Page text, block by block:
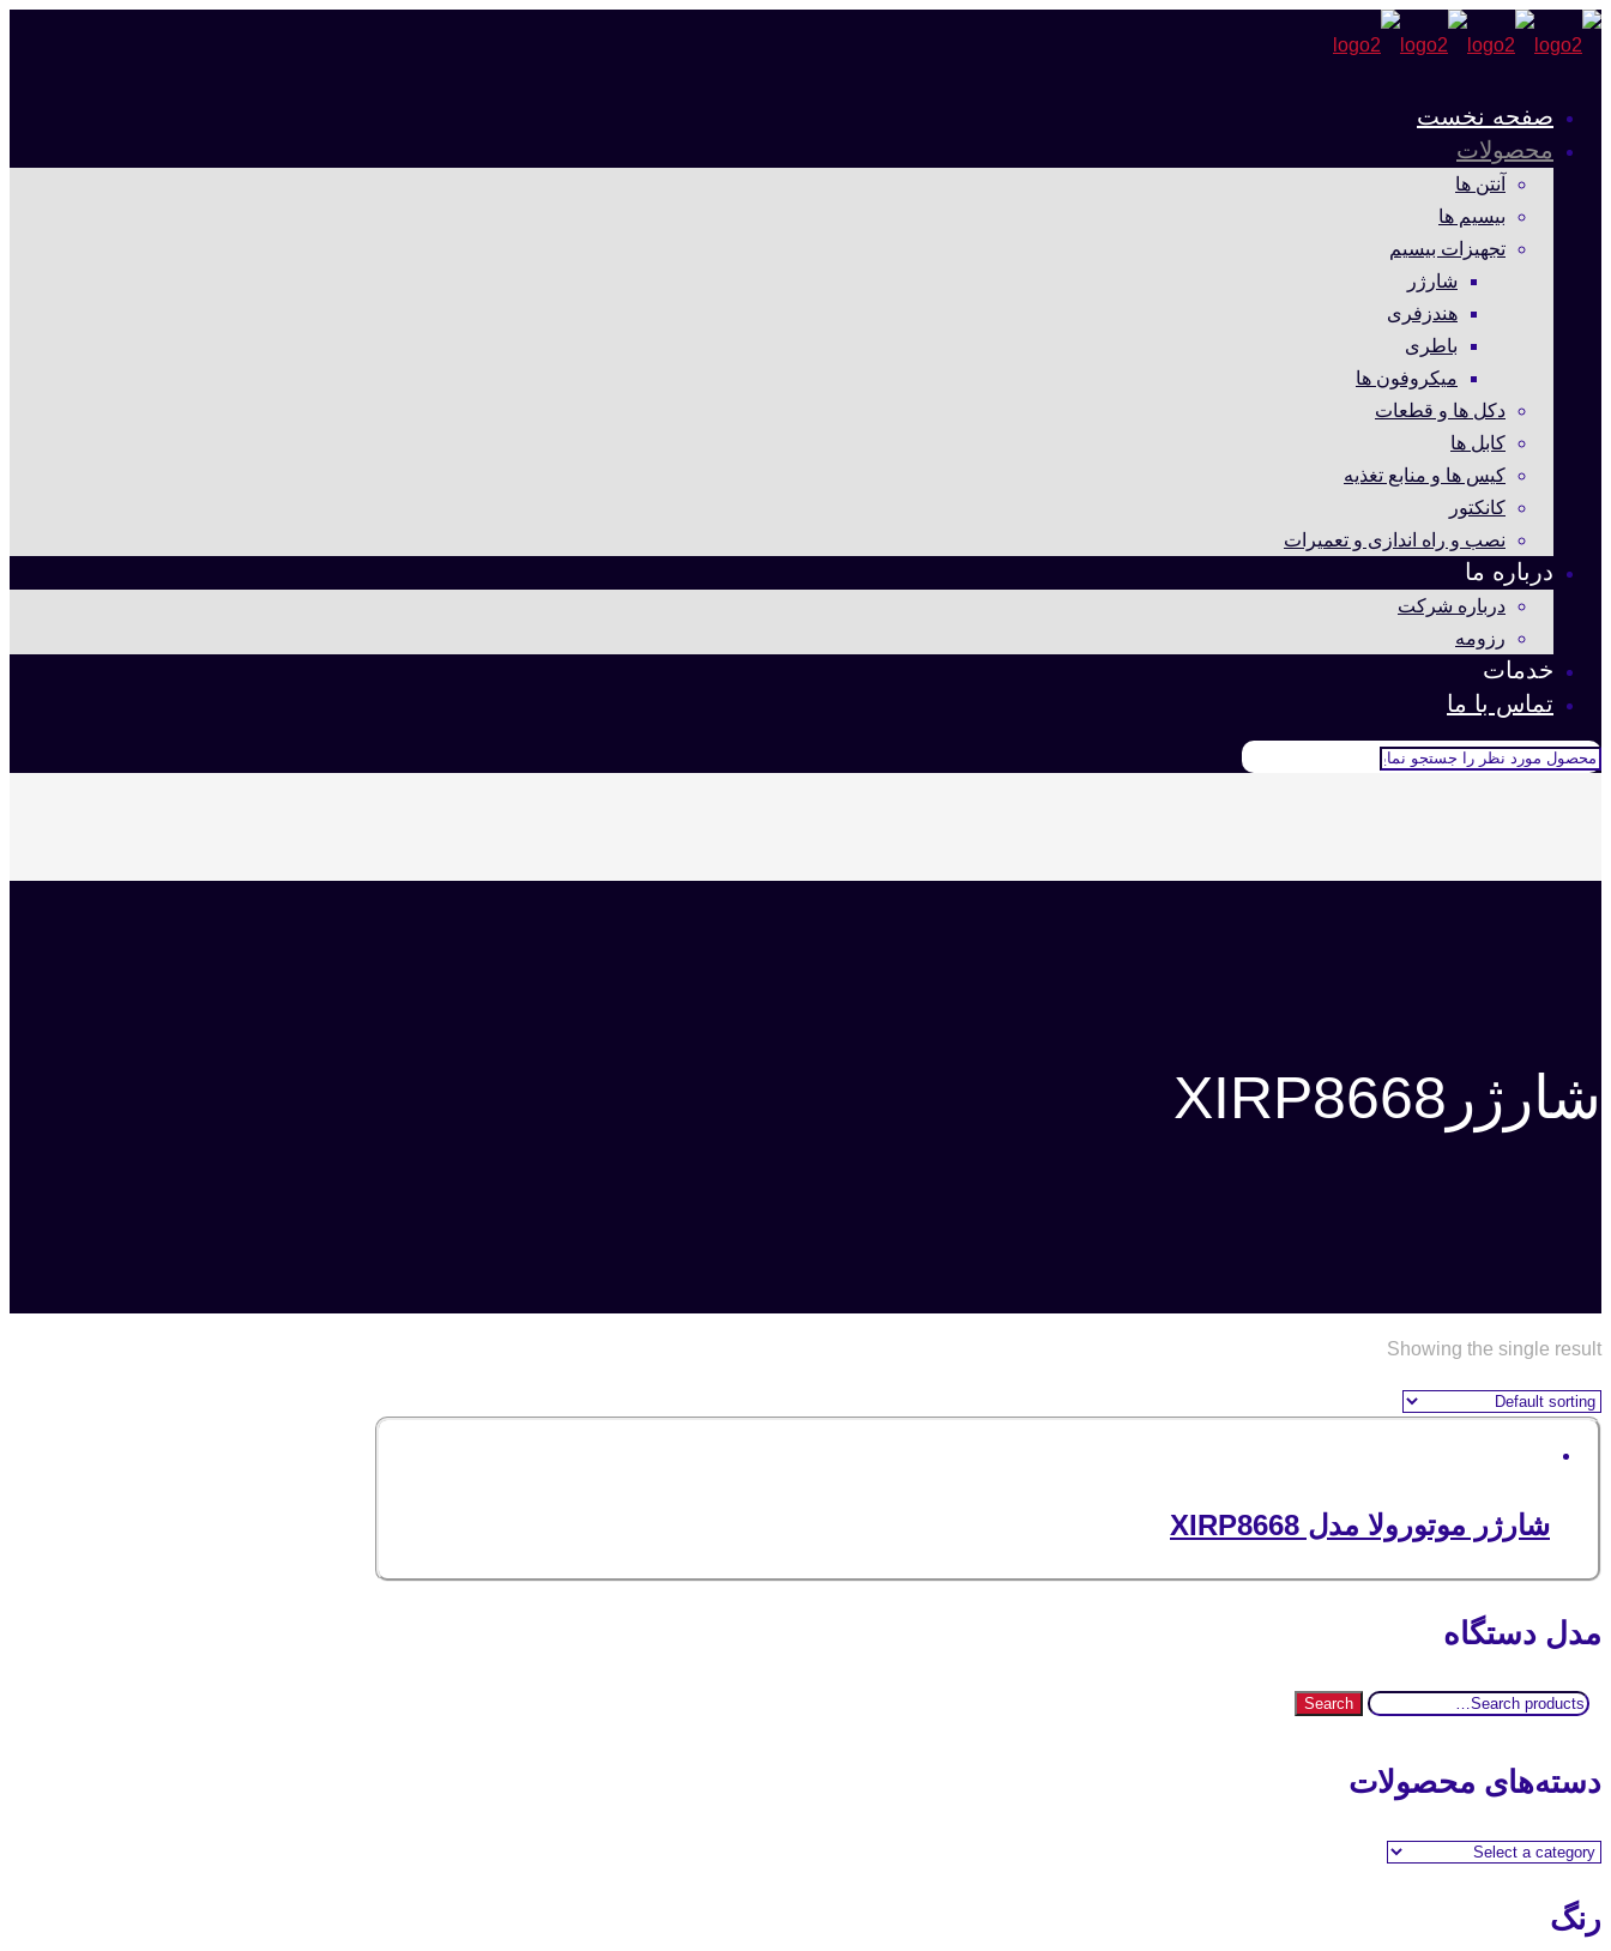
صفحه نخست
محصولات
آنتن ها
بیسیم ها
تجهیزات بیسیم
شارژر
هندزفری
باطری
میکروفون ها
دکل ها و قطعات
کابل ها
کیس ها و منابع تغذیه
کانکتور
نصب و راه اندازی و تعمیرات
درباره ما
درباره شرکت
رزومه
خدمات
تماس با ما
شارژرXIRP8668
Showing the single result
شارژر موتورولا مدل XIRP8668
مدل دستگاه
Search
Search
دسته‌های محصولات
رنگ